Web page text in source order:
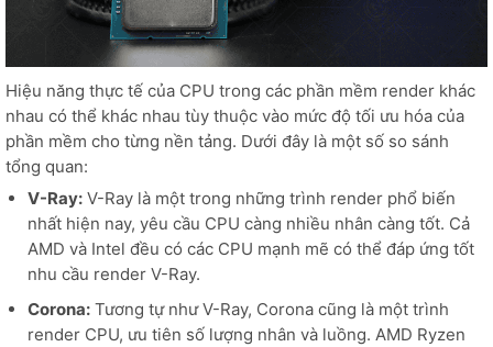
Hiệu năng thực tế của CPU trong các phần mềm render khác
nhau có thể khác nhau tùy thuộc vào mức độ tối ưu hóa của
phần mềm cho từng nền tảng. Dưới đây là một số so sánh
tổng quan:
V-Ray:V-Ray là một trong những trình render phổ biến
nhất hiện nay, yêu cầu CPU càng nhiều nhân càng tốt. Cả
AMD và Intel đều có các CPU mạnh mẽ có thể đáp ứng tốt
nhu cầu render V-Ray.
Corona:Tương tự như V-Ray, Corona cũng là một trình
render CPU, ưu tiên số lượng nhân và luồng. AMD Ryzen